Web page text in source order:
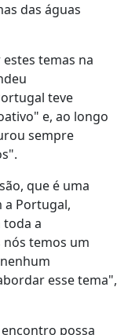
das águas
temas na
teve
e, ao longo
sempre
que é uma
a Portugal,
toda a
nós temos um
esse tema",
possa